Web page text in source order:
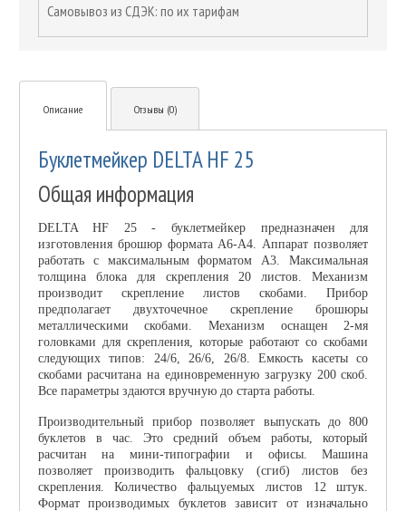
Самовывоз из СДЭК: по их тарифам
Описание Отзывы (0)
Буклетмейкер DELTA HF 25
Общая информация
DELTA HF 25 - буклетмейкер предназначен для
изготовления брошюр формата А6-A4. Аппарат позволяет
работать с максимальным форматом A3. Максимальная
толщина блока для скрепления 20 листов. Механизм
производит скрепление листов скобами. Прибор
предполагает двухточечное скрепление брошюры
металлическими скобами. Механизм оснащен 2-мя
головками для скрепления, которые работают со скобами
следующих типов: 24/6, 26/6, 26/8. Емкость касеты со
скобами расчитана на единовременную загрузку 200 скоб.
Все параметры здаются вручную до старта работы.
Производительный прибор позволяет выпускать до 800
буклетов в час. Это средний объем работы, который
расчитан на мини-типографии и офисы. Машина
позволяет производить фальцовку (сгиб) листов без
скрепления. Количество фальцуемых листов 12 штук.
Формат производимых буклетов зависит от изначально